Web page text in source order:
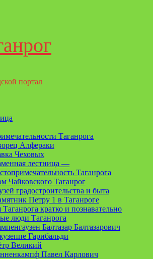
портал
Таганрога
Алфераки
Чеховых
лестница —
Таганрога
Чайковского Таганрог
градостроительства и быта
Петру 1 в Таганроге
кратко и познавательно
люди Таганрога
Балтазар Балтазарович
Гарибальди
Великий
Павел Карлович